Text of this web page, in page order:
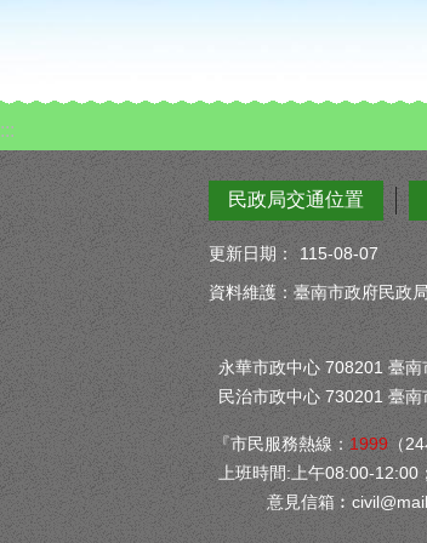
:::
民政局交通位置
更新日期：
115-08-07
資料維護：臺南市政府民政局
永華市政中心 708201 臺
民治市政中心 730201
『市民服務熱線： 1999 （
上班時間:上午08:00-12:00
意見信箱︰